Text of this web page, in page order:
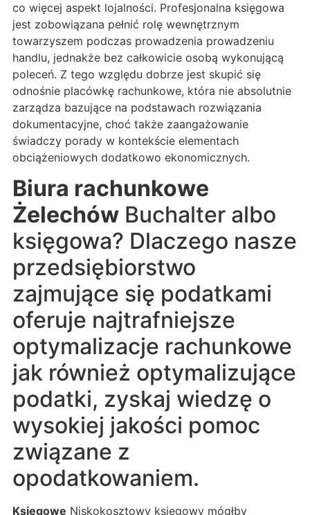
co więcej aspekt lojalności. Profesjonalna księgowa
jest zobowiązana pełnić rolę wewnętrznym
towarzyszem podczas prowadzenia prowadzeniu
handlu, jednakże bez całkowicie osobą wykonującą
poleceń. Z tego względu dobrze jest skupić się
odnośnie placówkę rachunkowe, która nie absolutnie
zarządza bazujące na podstawach rozwiązania
dokumentacyjne, choć także zaangażowanie
świadczy porady w kontekście elementach
obciążeniowych dodatkowo ekonomicznych.
Biura rachunkowe
Żelechów Buchalter albo
księgowa? Dlaczego nasze
przedsiębiorstwo
zajmujące się podatkami
oferuje najtrafniejsze
optymalizacje rachunkowe
jak również optymalizujące
podatki, zyskaj wiedzę o
wysokiej jakości pomoc
związane z
opodatkowaniem.
Księgowe Niskokosztowy księgowy mógłby